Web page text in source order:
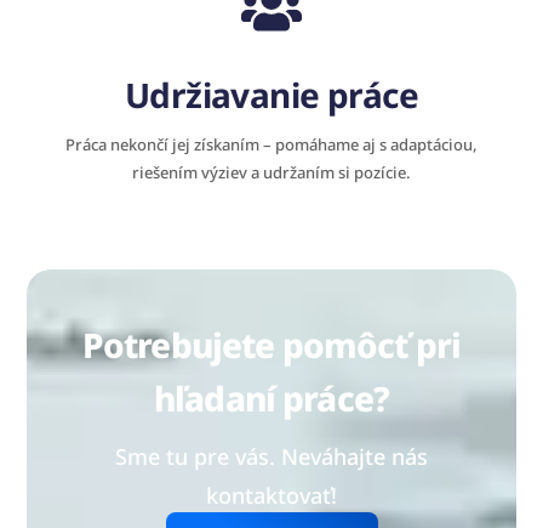
Udržiavanie práce
Práca nekončí jej získaním – pomáhame aj s adaptáciou,
riešením výziev a udržaním si pozície.
Potrebujete pomôcť pri
hľadaní práce?
Sme tu pre vás. Neváhajte nás
kontaktovať!